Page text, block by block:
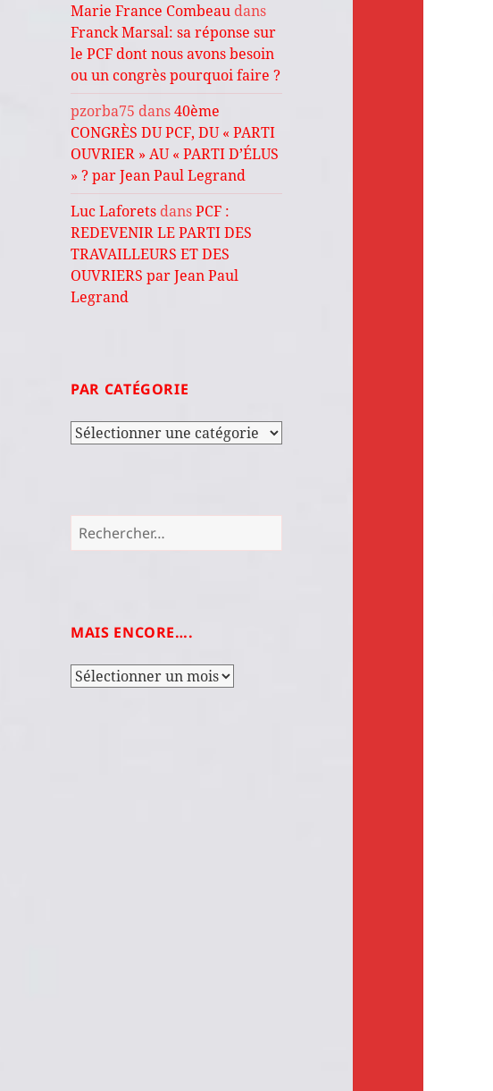
Marie France Combeau dans
Franck Marsal: sa réponse sur
le PCF dont nous avons besoin
ou un congrès pourquoi faire ?
pzorba75 dans40ème
CONGRÈS DU PCF, DU « PARTI
OUVRIER » AU « PARTI D’ÉLUS
» ? par Jean Paul Legrand
Luc Laforets dansPCF :
REDEVENIR LE PARTI DES
TRAVAILLEURS ET DES
OUVRIERS par Jean Paul
Legrand
PAR CATÉGORIE
Par
Rechercher :
MAIS ENCORE….
Mais